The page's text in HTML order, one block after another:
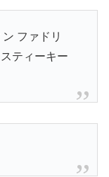
ティーキー